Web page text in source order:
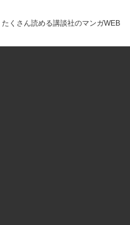
たくさん読める講談社のマンガWEB